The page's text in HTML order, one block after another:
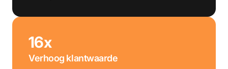
16x
Verhoog klantwaarde